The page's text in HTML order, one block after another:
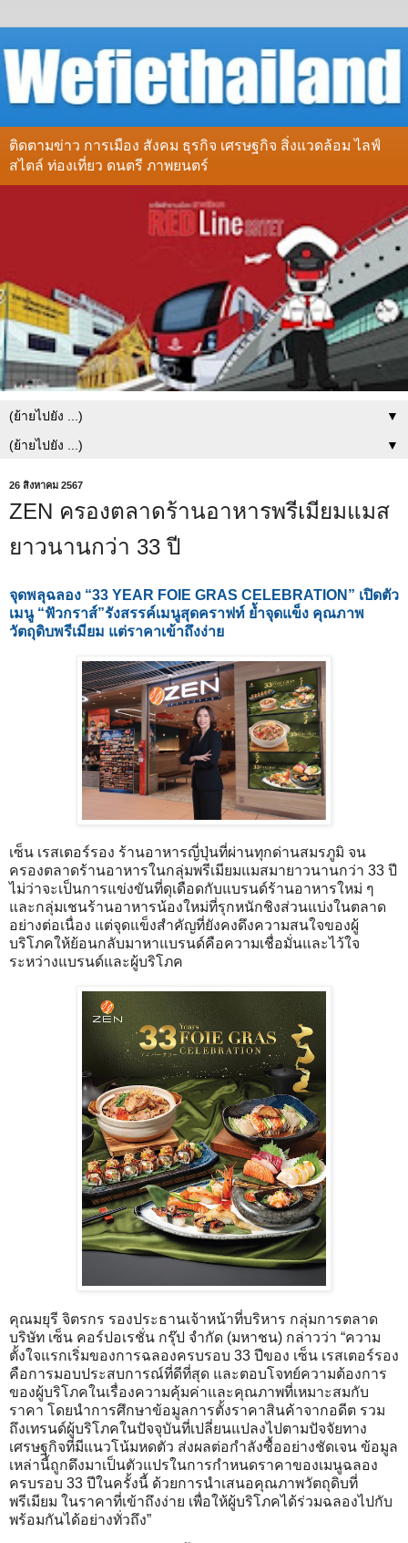
ติดตามข่าว การเมือง สังคม ธุรกิจ เศรษฐกิจ สิ่งแวดล้อม ไลฟ์
สไตล์ ท่องเที่ยว ดนตรี ภาพยนตร์
▼
▼
26 สิงหาคม 2567
ZEN ครองตลาดร้านอาหารพรีเมียมแมส
ยาวนานกว่า 33 ปี
จุดพลุฉลอง “33 YEAR FOIE GRAS CELEBRATION” เปิดตัว
เมนู “ฟัวกราส์”รังสรรค์เมนูสุดคราฟท์ ย้ำจุดแข็ง คุณภาพ
วัตถุดิบพรีเมียม แต่ราคาเข้าถึงง่าย
เซ็น เรสเตอร์รอง ร้านอาหารญี่ปุ่นที่ผ่านทุกด่านสมรภูมิ จน
ครองตลาดร้านอาหารในกลุ่มพรีเมียมแมสมายาวนานกว่า 33 ปี
ไม่ว่าจะเป็นการแข่งขันที่ดุเดือดกับแบรนด์ร้านอาหารใหม่ ๆ
และกลุ่มเชนร้านอาหารน้องใหม่ที่รุกหนักชิงส่วนแบ่งในตลาด
อย่างต่อเนื่อง แต่จุดแข็งสำคัญที่ยังคงดึงความสนใจของผู้
บริโภคให้ย้อนกลับมาหาแบรนด์คือความเชื่อมั่นและไว้ใจ
ระหว่างแบรนด์และผู้บริโภค
คุณมยุรี จิตรกร รองประธานเจ้าหน้าที่บริหาร กลุ่มการตลาด
บริษัท เซ็น คอร์ปอเรชั่น กรุ๊ป จำกัด (มหาชน) กล่าวว่า “ความ
ตั้งใจแรกเริ่มของการฉลองครบรอบ 33 ปีของ เซ็น เรสเตอร์รอง
คือการมอบประสบการณ์ที่ดีที่สุด และตอบโจทย์ความต้องการ
ของผู้บริโภคในเรื่องความคุ้มค่าและคุณภาพที่เหมาะสมกับ
ราคา โดยนำการศึกษาข้อมูลการตั้งราคาสินค้าจากอดีต รวม
ถึงเทรนด์ผู้บริโภคในปัจจุบันที่เปลี่ยนแปลงไปตามปัจจัยทาง
เศรษฐกิจที่มีแนวโน้มหดตัว ส่งผลต่อกำลังซื้ออย่างชัดเจน ข้อมูล
เหล่านี้ถูกดึงมาเป็นตัวแปรในการกำหนดราคาของเมนูฉลอง
ครบรอบ 33 ปีในครั้งนี้ ด้วยการนำเสนอคุณภาพวัตถุดิบที่
พรีเมียม ในราคาที่เข้าถึงง่าย เพื่อให้ผู้บริโภคได้ร่วมฉลองไปกับ
พร้อมกันได้อย่างทั่วถึง”